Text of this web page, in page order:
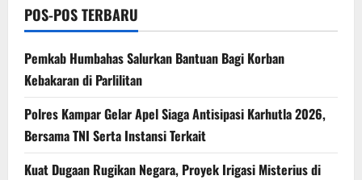
POS-POS TERBARU
Pemkab Humbahas Salurkan Bantuan Bagi Korban
Kebakaran di Parlilitan
Polres Kampar Gelar Apel Siaga Antisipasi Karhutla 2026,
Bersama TNI Serta Instansi Terkait
Kuat Dugaan Rugikan Negara, ​Proyek Irigasi Misterius di